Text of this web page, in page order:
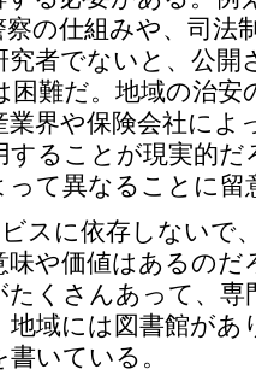
の仕組みや、司法
究者でないと、公開
困難だ。地域の治安
業界や保険会社によ
することが現実的だ
って異なることに留
スに依存しないで
味や価値はあるのだ
たくさんあって、専
域には図書館があ
いている。